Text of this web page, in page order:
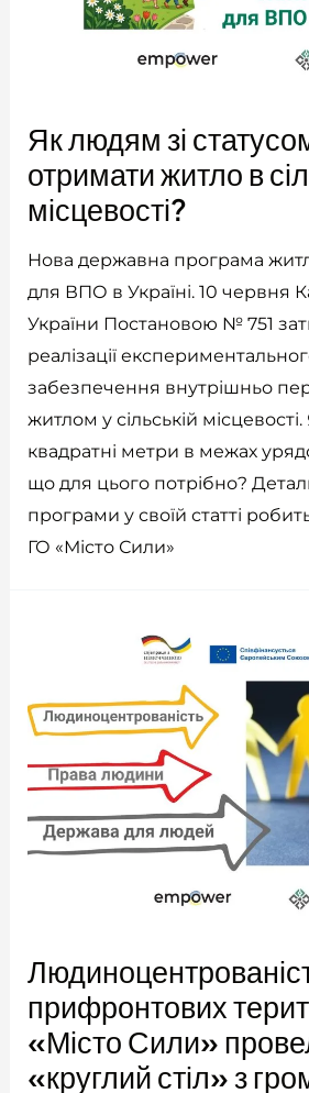
Як людям зі
отримати житло в
місцевості?
Нова державна програма
для ВПО в Україні. 10 червня
України Постановою № 751
реалізації
забезпечення внутрішньо
житлом у сільській
квадратні метри в межах
що для цього потрібно?
програми у своїй статті
ГО «Місто Сили»
прифронтових
«Місто Сили»
«круглий стіл» з